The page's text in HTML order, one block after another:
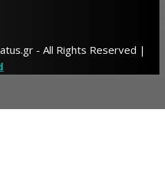
- All Rights Reserved |